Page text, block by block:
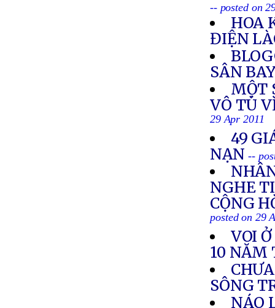
-- posted on
HOA
ĐIỆN
SÂN
MỘT
VÔ TÙ
29 Apr 2011
49
NẠN--
NGHE
CỘNG
posted on 29
VOI
10 NĂM
SÔNG
NÁO